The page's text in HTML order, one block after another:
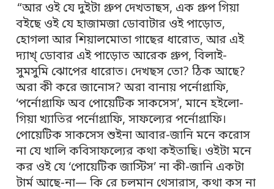
“আর ওই যে দুইটা গ্রুপ দেখতাছস, এক গ্রুপ গিয়া
বইছে ওই যে হাজামজা ডোবাটার ওই পাড়োত,
হোগলা আর শিয়ালমোতা গাছের ধারোত, আর এই
দ্যাখ্ ডোবার এই পাড়োত আরেক গ্রুপ, বিলাই-
সুমসুমি ঝোপের ধারোত। দেখছস তো? ঠিক আছে?
অরা কী করে জানোস? অরা বানায় পর্নোগ্রাফি,
‘পর্নোগ্রাফি অব পোয়েটিক সাকসেস’, মানে হইলো-
গিয়া খ্যাতির পর্নোগ্রাফি, সাফল্যের পর্নোগ্রাফি।
পোয়েটিক সাকসেস শুইনা আবার-জানি মনে করোস
না যে খালি কবিসাফল্যের কথা কইতাছি। ওইটা মনে
কর ওই যে ‘পোয়েটিক জাস্টিস’ না কী-জানি একটা
টার্ম আছে-না— কি রে চলমান থেসারাস, কথা কস না